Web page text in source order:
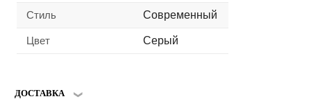
Стиль Современный
Цвет Серый
ДОСТАВКА